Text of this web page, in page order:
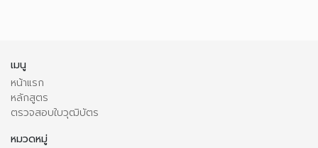
เมนู
หน้าแรก
หลักสูตร
ตรวจสอบใบวุฒิบัตร
หมวดหมู่